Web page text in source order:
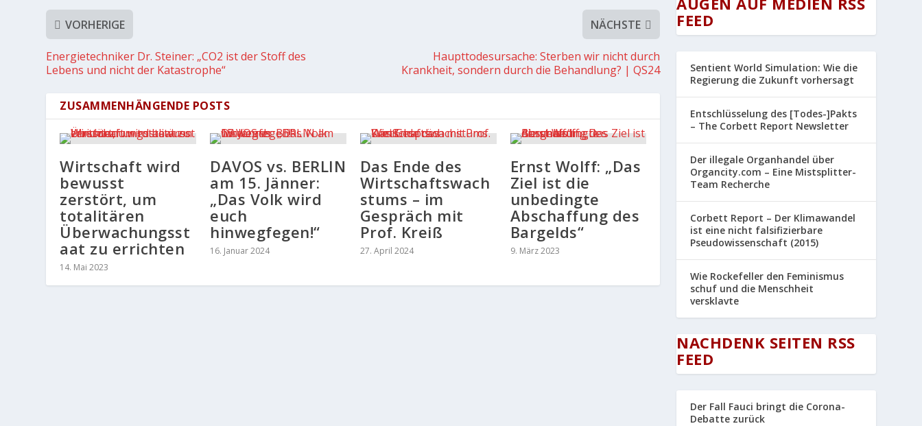
VORHERIGE
Energietechniker Dr. Steiner: „CO2 ist der Stoff des
Lebens und nicht der Katastrophe“
NÄCHSTE
Haupttodesursache: Sterben wir nicht durch
Krankheit, sondern durch die Behandlung? | QS24
ZUSAMMENHÄNGENDE POSTS
Wirtschaft wird
bewusst
zerstört, um
totalitären
Überwachungsst
aat zu errichten
14. Mai 2023
DAVOS vs. BERLIN
am 15. Jänner:
„Das Volk wird
euch
hinwegfegen!“
16. Januar 2024
Das Ende des
Wirtschaftswach
stums – im
Gespräch mit
Prof. Kreiß
27. April 2024
Ernst Wolff: „Das
Ziel ist die
unbedingte
Abschaffung des
Bargelds“
9. März 2023
FEED
Sentient World Simulation: Wie die
Regierung die Zukunft vorhersagt
Entschlüsselung des [Todes-]Pakts
– The Corbett Report Newsletter
Der illegale Organhandel über
Organcity.com – Eine Mistsplitter-
Team Recherche
Corbett Report – Der Klimawandel
ist eine nicht falsifizierbare
Pseudowissenschaft (2015)
Wie Rockefeller den Feminismus
schuf und die Menschheit
versklavte
NACHDENK SEITEN RSS
FEED
Der Fall Fauci bringt die Corona-
Debatte zurück